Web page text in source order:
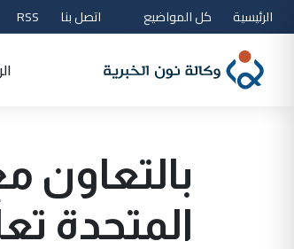
الرئيسية كل المواضيع اتصل بنا RSS
بالتعاون
المتحدة